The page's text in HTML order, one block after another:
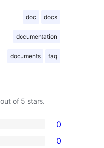
doc docs
documentation
documents faq
out of 5 stars.
0
0